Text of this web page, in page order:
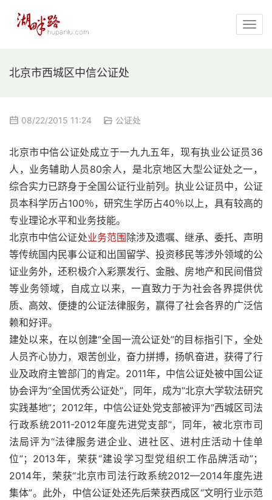
北京市西城区中信公证处
08/22/2015 11:24 公证处
北京市中信公证处成立于一九九五年，现有执业公证员36
人，业务辅助人员80余人，是北京地区大型公证处之一，
综合实力已跻身于全国公证行业前列。执业公证员中，公证
员本科学历占100％，研究生学历占40％以上，具有较高的
专业理论水平和业务技能。
北京市中信公证处业务范围 除涉及遗嘱、继承、委托、声明
等传统国内民事公证和出国留学、投资移民等涉外领域的公
证业务外，还积极介入彩票发行、金融、房地产和民间借贷
等业务领域，自成立以来，一直致力于为社会各界提供优
质、高效、便捷的公证法律服务，赢得了社会各界的广泛信
赖和好评。
建处以来，在以创建“全国一流公证处”的目标指引下，全处
人员齐心协力，艰苦创业，奋力拼搏，扬帆奋进，获得了行
业及政府主管部门的肯定。2011年，中信公证处被中国公证
协会评为“全国优秀公证处”，同年，成为“北京大学软法研究
实践基地”；2012年，中信公证处党支部被评为“西城区司法
行政系统2011-2012年度先进党支部”，同年，被北京市司
法局评为“法律服务进企业、进社区、进村庄活动十佳单
位”；2013年，荣获“建设学习型党组织工作品牌活动”；
2014年，荣获“北京市司法行政系统2012—2014年度先进
集体”。此外，中信公证处还先后荣获西成区“文明行业示范